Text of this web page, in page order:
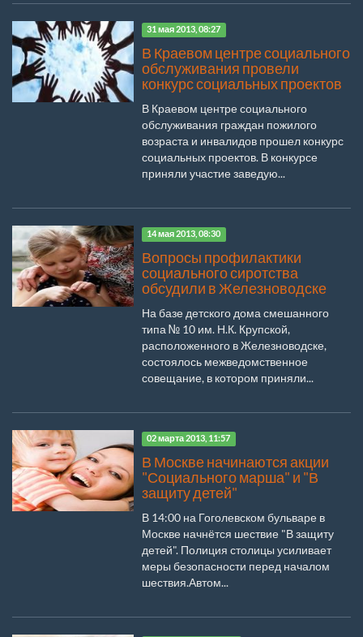
31 мая 2013, 08:27
В Краевом центре социального
обслуживания провели
конкурс социальных проектов
В Краевом центре социального
обслуживания граждан пожилого
возраста и инвалидов прошел конкурс
социальных проектов. В конкурсе
приняли участие заведую...
14 мая 2013, 08:30
Вопросы профилактики
социального сиротства
обсудили в Железноводске
На базе детского дома смешанного
типа № 10 им. Н.К. Крупской,
расположенного в Железноводске,
состоялось межведомственное
совещание, в котором приняли...
02 марта 2013, 11:57
В Москве начинаются акции
"Социального марша" и "В
защиту детей"
В 14:00 на Гоголевском бульваре в
Москве начнётся шествие "В защиту
детей". Полиция столицы усиливает
меры безопасности перед началом
шествия.Автом...